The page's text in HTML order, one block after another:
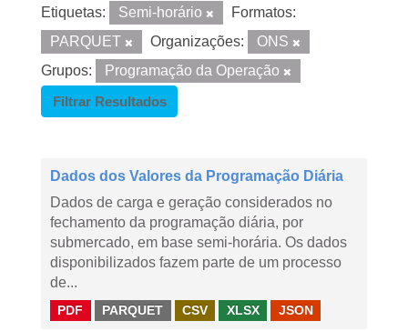
Etiquetas: Semi-horário
Formatos:
PARQUET
Organizações:
ONS
Grupos:
Programação da Operação
Filtrar Resultados
Dados dos Valores da Programação Diária
Dados de carga e geração considerados no
fechamento da programação diária, por
submercado, em base semi-horária. Os dados
disponibilizados fazem parte de um processo
de...
PDF PARQUET CSV XLSX JSON